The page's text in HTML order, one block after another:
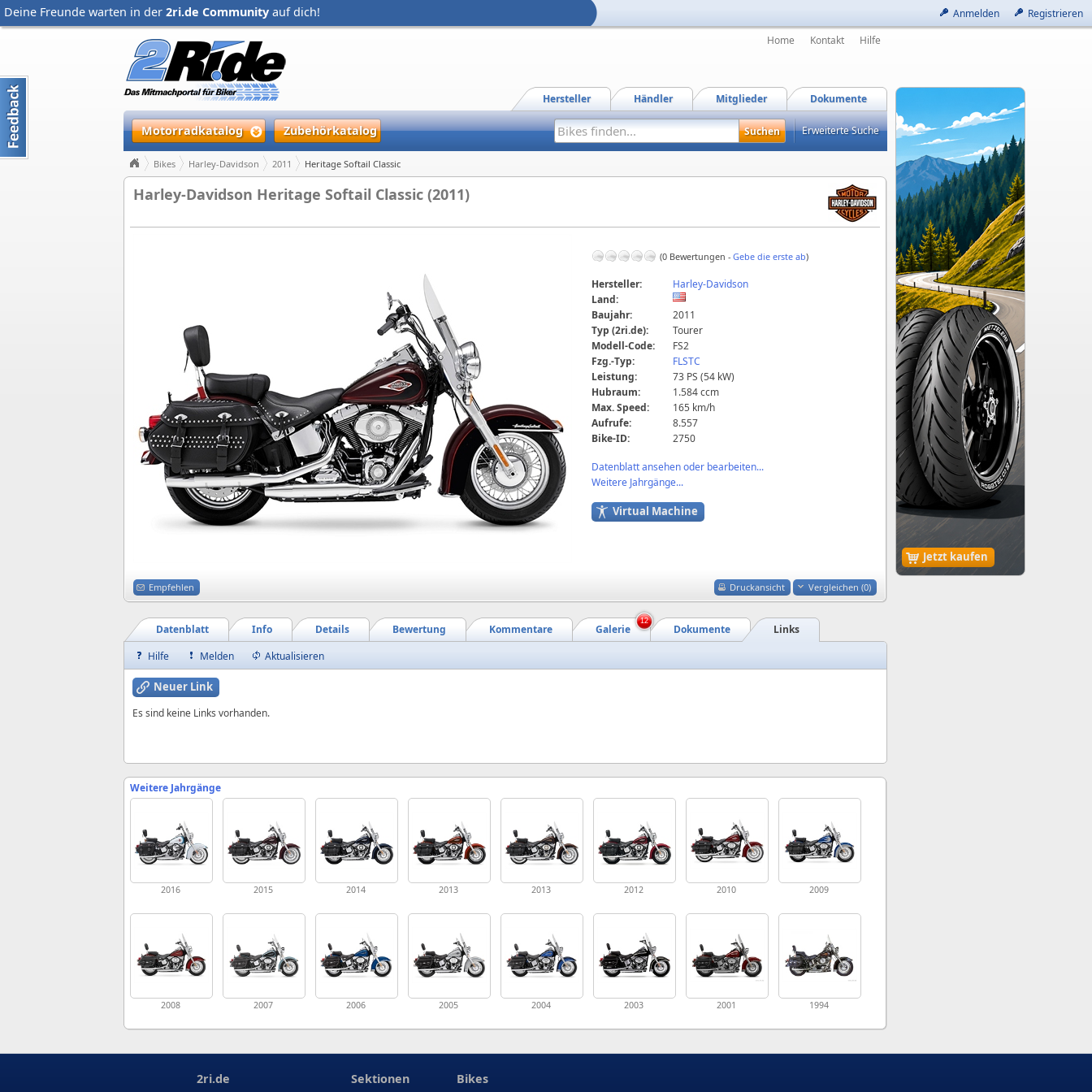
Anmelden Registrieren
Deine Freunde warten in der 2ri.de Community auf dich!
Jetzt kaufen
Home Kontakt Hilfe
Dokumente
Mitglieder
Händler
Hersteller
Motorradkatalog Zubehörkatalog Erweiterte Suche
Bikes Harley-Davidson 2011 Heritage Softail Classic
Harley-Davidson Heritage Softail Classic (2011)
(0 Bewertungen - Gebe die erste ab)
Hersteller:
Harley-Davidson
Land:
Baujahr:
2011
Typ (2ri.de):
Tourer
Modell-Code:
FS2
Fzg.-Typ:
FLSTC
Leistung:
73 PS (54 kW)
Hubraum:
1.584 ccm
Max. Speed:
165 km/h
Aufrufe:
8.557
Bike-ID:
2750
Datenblatt ansehen oder bearbeiten...
Weitere Jahrgänge...
Virtual Machine
Druckansicht Vergleichen (0)
Empfehlen
Links
Dokumente
Galerie
Kommentare
Bewertung
Details
Info
Datenblatt
12
Hilfe Melden Aktualisieren
Neuer Link
Es sind keine Links vorhanden.
Weitere Jahrgänge
2016 2015 2014 2013 2013 2012 2010 2009
2008 2007 2006 2005 2004 2003 2001 1994
2ri.de Sektionen Bikes